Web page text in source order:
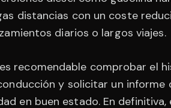
distancias con un coste
diarios o largos viajes.
recomendable comprobar el
y solicitar un
en buen estado. En